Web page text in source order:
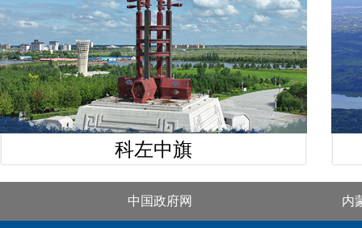
科左中旗
中国政府网 内